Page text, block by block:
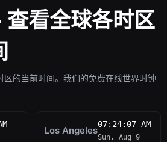
看全球各时区
区的当前时间。我们的免费在线世界时钟
Los Angeles
07:24:07 AM
Sun, Aug 9